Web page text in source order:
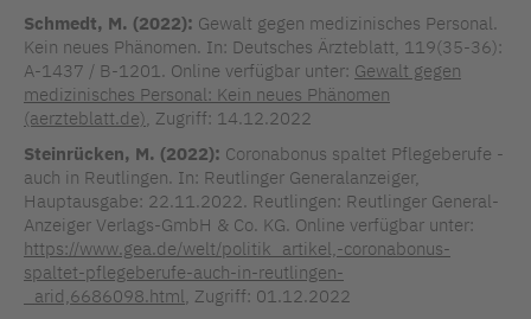
Schmedt, M. (2022): Gewalt gegen medizinisches Personal.
Kein neues Phänomen. In: Deutsches Ärzteblatt, 119(35-36):
A-1437 / B-1201. Online verfügbar unter: Gewalt gegen
medizinisches Personal: Kein neues Phänomen
(aerzteblatt.de), Zugriff: 14.12.2022
Steinrücken, M. (2022): Coronabonus spaltet Pflegeberufe -
auch in Reutlingen. In: Reutlinger Generalanzeiger,
Hauptausgabe: 22.11.2022. Reutlingen: Reutlinger General-
Anzeiger Verlags-GmbH & Co. KG. Online verfügbar unter:
https://www.gea.de/welt/politik_artikel,-coronabonus-
spaltet-pflegeberufe-auch-in-reutlingen-
_arid,6686098.html, Zugriff: 01.12.2022